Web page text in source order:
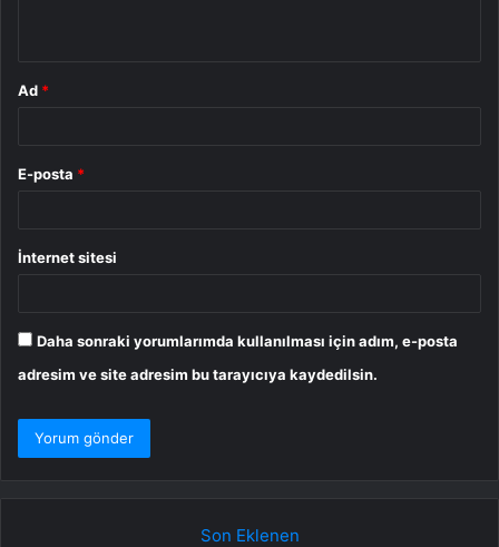
Ad *
E-posta *
İnternet sitesi
Daha sonraki yorumlarımda kullanılması için adım, e-posta
adresim ve site adresim bu tarayıcıya kaydedilsin.
Son Eklenen